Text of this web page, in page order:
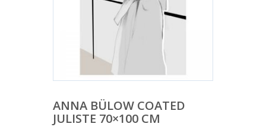
ANNA BÜLOW COATED
JULISTE 70×100 CM